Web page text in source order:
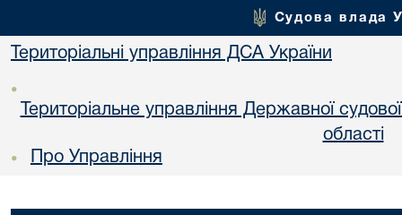
Судова влада
Територіальні управління ДСА України
•
Територіальне управління Державної
областi
• Про Управління